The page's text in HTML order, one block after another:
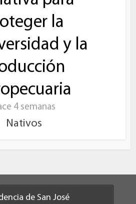
la
y la
4 semanas
Nativos
de San José